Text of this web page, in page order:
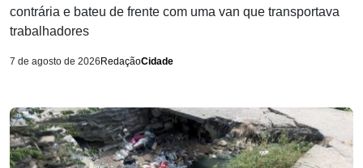
contrária e bateu de frente com uma van que transportava
trabalhadores
7 de agosto de 2026 RedaçãoCidade